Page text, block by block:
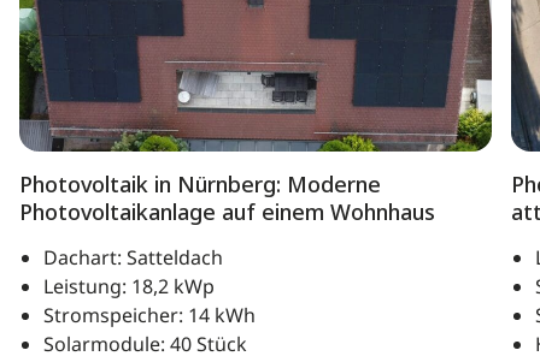
Photovoltaik in Nürnberg: Moderne
Photovoltaikanlage auf einem Wohnhaus
Dachart: Satteldach
Leistung: 18,2 kWp
Stromspeicher: 14 kWh
Solarmodule: 40 Stück